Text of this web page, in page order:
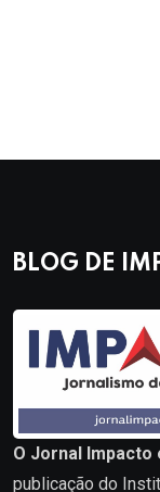
BLOG DE
O Jornal Impacto
publicação do